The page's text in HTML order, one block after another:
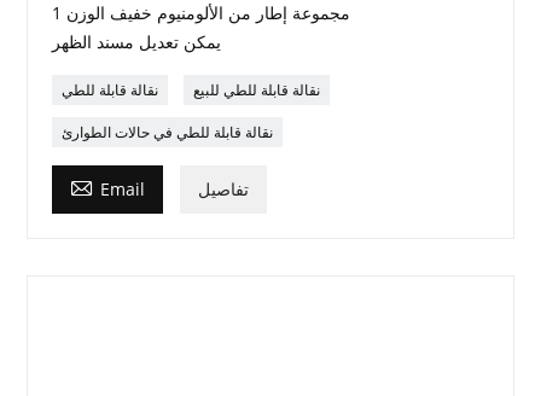
1 مجموعة إطار من الألومنيوم خفيف الوزن
يمكن تعديل مسند الظهر
نقالة قابلة للطي نقالة قابلة للطي للبيع
نقالة قابلة للطي في حالات الطوارئ
 Email تفاصيل